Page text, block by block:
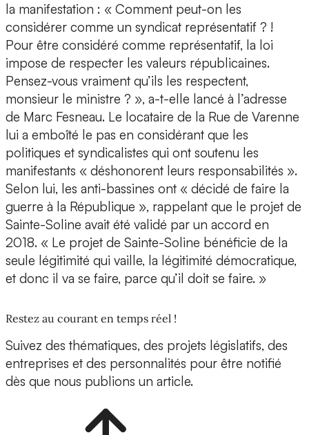
la manifestation : « Comment peut-on les
considérer comme un syndicat représentatif ? !
Pour être considéré comme représentatif, la loi
impose de respecter les valeurs républicaines.
Pensez-vous vraiment qu’ils les respectent,
monsieur le ministre ? », a-t-elle lancé à l’adresse
de Marc Fesneau. Le locataire de la Rue de Varenne
lui a emboîté le pas en considérant que les
politiques et syndicalistes qui ont soutenu les
manifestants « déshonorent leurs responsabilités ».
Selon lui, les anti-bassines ont « décidé de faire la
guerre à la République », rappelant que le projet de
Sainte-Soline avait été validé par un accord en
2018. « Le projet de Sainte-Soline bénéficie de la
seule légitimité qui vaille, la légitimité démocratique,
et donc il va se faire, parce qu’il doit se faire. »
Restez au courant en temps réel !
Suivez des thématiques, des projets législatifs, des
entreprises et des personnalités pour être notifié
dès que nous publions un article.